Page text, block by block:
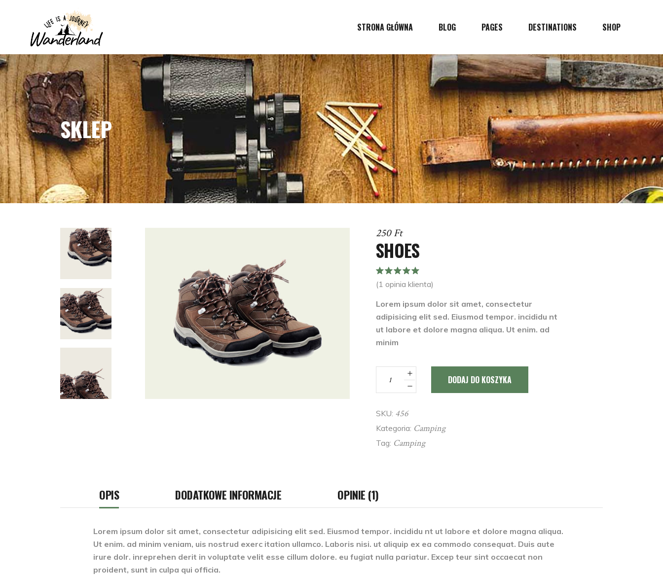
STRONA GŁÓWNA BLOG PAGES DESTINATIONS SHOP
SKLEP
250Ft
SHOES
5.00 na
5 na
podstawie
oceny
klienta
(1 opinia klienta)
Lorem ipsum dolor sit amet, consectetur
adipisicing elit sed. Eiusmod tempor. incididu nt
ut labore et dolore magna aliqua. Ut enim. ad
minim
quantity
DODAJ DO KOSZYKA
SKU: 456
Kategoria: Camping
Tag: Camping
OPIS DODATKOWE INFORMACJE OPINIE (1)
Lorem ipsum dolor sit amet, consectetur adipisicing elit sed. Eiusmod tempor. incididu nt ut labore et dolore magna aliqua.
Ut enim. ad minim veniam, uis nostrud exerc itation ullamco. Laboris nisi. ut aliquip ex ea commodo consequat. Duis aute
irure dolr. inreprehen derit in voluptate velit esse cillum dolore. eu fugiat nulla pariatur. Excep teur sint occaecat non
proident, sunt in culpa qui officia.